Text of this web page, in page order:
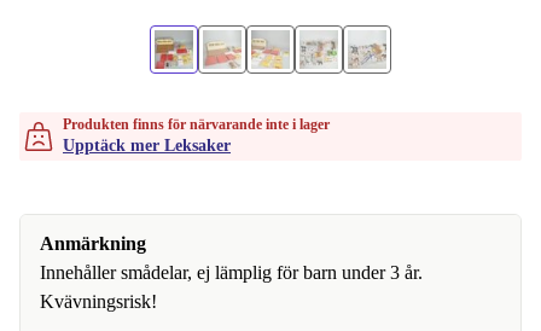
Produkten finns för närvarande inte i lager
Upptäck mer Leksaker
Anmärkning
Innehåller smådelar, ej lämplig för barn under 3 år.
Kvävningsrisk!